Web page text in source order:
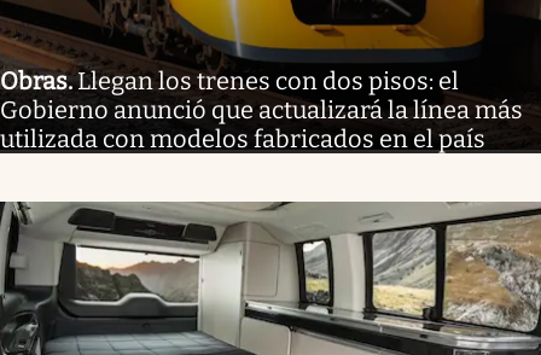
Obras.Llegan los trenes con dos pisos: el
Gobierno anunció que actualizará la línea más
utilizada con modelos fabricados en el país